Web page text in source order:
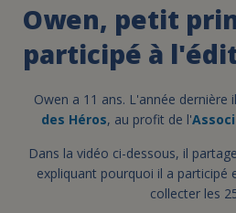
Owen, petit
participé à
Owen a 11 ans. L'année dernière
des Héros, au profit de l'
Dans la vidéo ci-dessous, il
expliquant pourquoi il a participé
collecter les